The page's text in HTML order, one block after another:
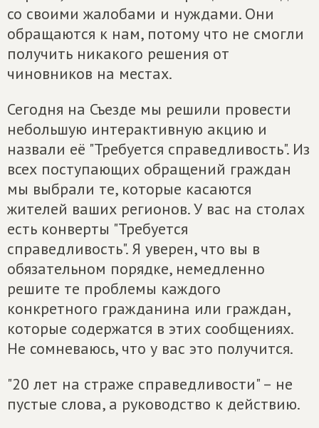
со своими жалобами и нуждами. Они
обращаются к нам, потому что не смогли
получить никакого решения от
чиновников на местах.
Сегодня на Съезде мы решили провести
небольшую интерактивную акцию и
назвали её "Требуется справедливость". Из
всех поступающих обращений граждан
мы выбрали те, которые касаются
жителей ваших регионов. У вас на столах
есть конверты "Требуется
справедливость". Я уверен, что вы в
обязательном порядке, немедленно
решите те проблемы каждого
конкретного гражданина или граждан,
которые содержатся в этих сообщениях.
Не сомневаюсь, что у вас это получится.
"20 лет на страже справедливости" – не
пустые слова, а руководство к действию.